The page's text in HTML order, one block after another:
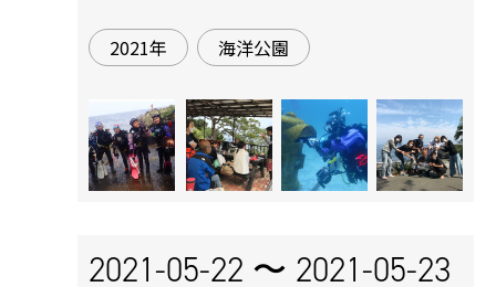
2021年 海洋公園
2021-05-22 〜 2021-05-23